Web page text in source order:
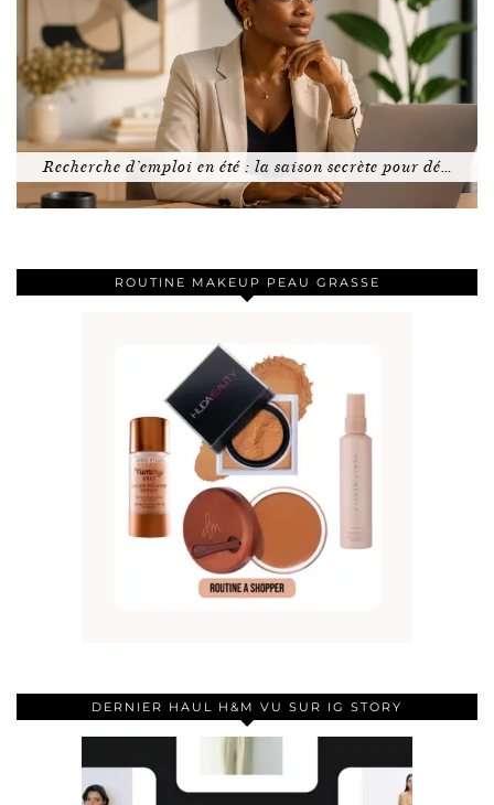
Recherche d’emploi en été : la saison secrète pour dé…
ROUTINE MAKEUP PEAU GRASSE
DERNIER HAUL H&M VU SUR IG STORY